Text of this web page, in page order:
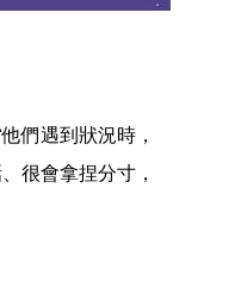
們遇到狀況時，
很會拿捏分寸，